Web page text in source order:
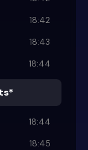
18:42
18:43
18:44
18:44
18:45